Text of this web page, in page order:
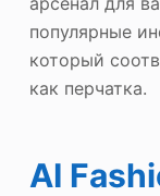
популярные
который
как перчатка.
AI